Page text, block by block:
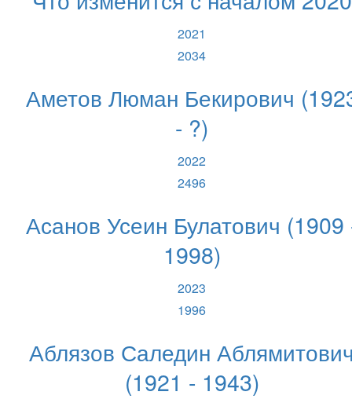
2021
2034
Аметов Люман Бекирович
- ?)
2022
2496
Асанов Усеин Булатович (1909
1998)
2023
1996
Аблязов Саледин
(1921 - 1943)